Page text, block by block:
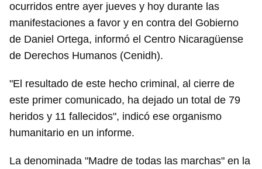
ocurridos entre ayer jueves y hoy durante las
manifestaciones a favor y en contra del Gobierno
de Daniel Ortega, informó el Centro Nicaragüense
de Derechos Humanos (Cenidh).
"El resultado de este hecho criminal, al cierre de
este primer comunicado, ha dejado un total de 79
heridos y 11 fallecidos", indicó ese organismo
humanitario en un informe.
La denominada "Madre de todas las marchas" en la